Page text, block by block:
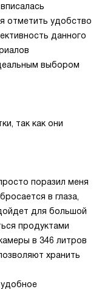
отметить удобство
данного
выбором
так как они
поразил меня
в глаза,
для большой
продуктами
в 346 литров
хранить